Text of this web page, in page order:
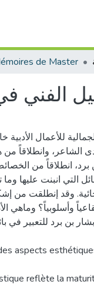
de Master
للأعمال
وانطلاقاً من
انطلاقاً من
التي انبنت عليها
وقد إنطلقت من
وأسلوبياً؟ وماهي
بن برد للتعبير في
aspects
reflète la